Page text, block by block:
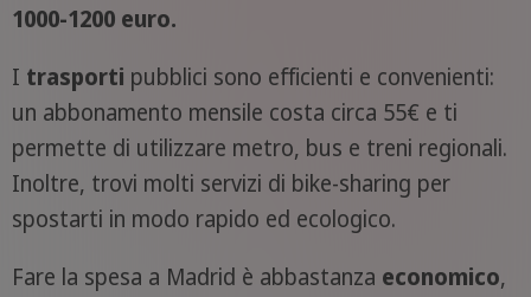
1000-1200 euro.
I trasporti pubblici sono efficienti e convenienti:
un abbonamento mensile costa circa 55€ e ti
permette di utilizzare metro, bus e treni regionali.
Inoltre, trovi molti servizi di bike-sharing per
spostarti in modo rapido ed ecologico.
Fare la spesa a Madrid è abbastanza economico,